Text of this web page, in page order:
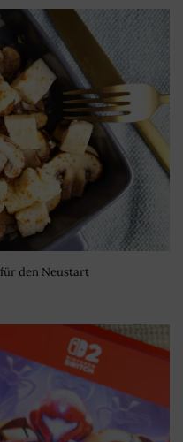
den Neustart